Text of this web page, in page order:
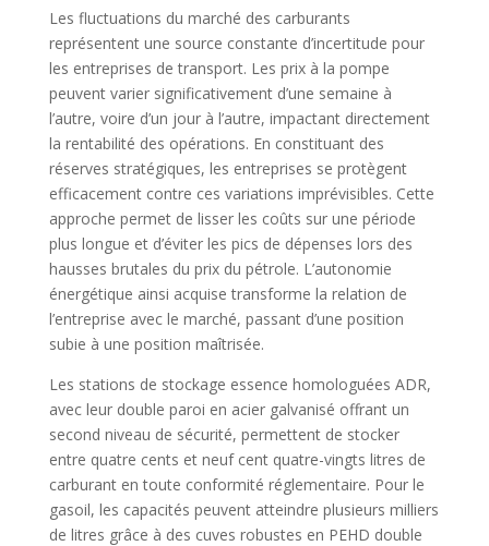
Les fluctuations du marché des carburants
représentent une source constante d’incertitude pour
les entreprises de transport. Les prix à la pompe
peuvent varier significativement d’une semaine à
l’autre, voire d’un jour à l’autre, impactant directement
la rentabilité des opérations. En constituant des
réserves stratégiques, les entreprises se protègent
efficacement contre ces variations imprévisibles. Cette
approche permet de lisser les coûts sur une période
plus longue et d’éviter les pics de dépenses lors des
hausses brutales du prix du pétrole. L’autonomie
énergétique ainsi acquise transforme la relation de
l’entreprise avec le marché, passant d’une position
subie à une position maîtrisée.
Les stations de stockage essence homologuées ADR,
avec leur double paroi en acier galvanisé offrant un
second niveau de sécurité, permettent de stocker
entre quatre cents et neuf cent quatre-vingts litres de
carburant en toute conformité réglementaire. Pour le
gasoil, les capacités peuvent atteindre plusieurs milliers
de litres grâce à des cuves robustes en PEHD double